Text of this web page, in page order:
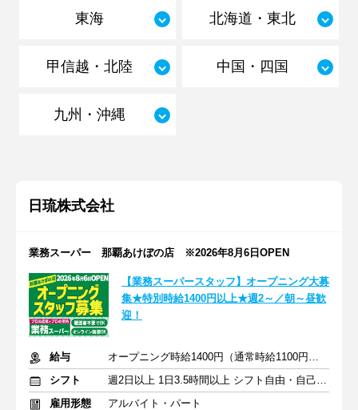
東海 北海道・東北
甲信越・北陸 中国・四国
九州・沖縄
日琉株式会社
業務スーパー 那覇あけぼの店 ※2026年8月6日OPEN
【業務スーパースタッフ】オープニング大募
集★特別時給1400円以上★週2～／朝～昼歓
迎！
給与
オープニング時給1400円（通常時給1100円）※各種手当あり
シフト
週2日以上 1日3.5時間以上 シフト自由・自己申告
雇用形態
アルバイト・パート